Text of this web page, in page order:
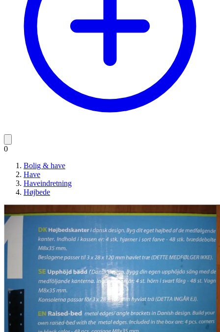
0
Bolig & have
Have
Haveindretning
Højbede